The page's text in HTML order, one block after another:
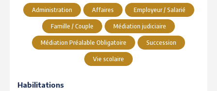
Administration Affaires Employeur / Salarié
Famille / Couple Médiation judiciaire
Médiation Préalable Obligatoire Succession
Vie scolaire
Habilitations